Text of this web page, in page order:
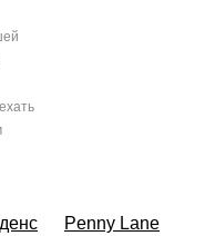
Penny Lane